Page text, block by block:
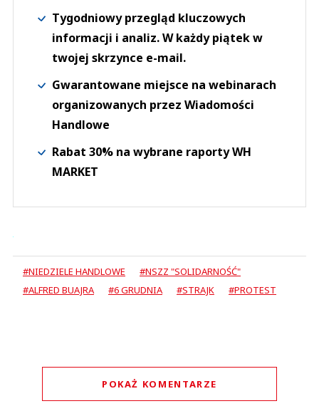
Tygodniowy przegląd kluczowych
informacji i analiz. W każdy piątek w
twojej skrzynce e-mail.
Gwarantowane miejsce na webinarach
organizowanych przez Wiadomości
Handlowe
Rabat 30% na wybrane raporty WH
MARKET
#NIEDZIELE HANDLOWE
#NSZZ "SOLIDARNOŚĆ"
#ALFRED BUAJRA
#6 GRUDNIA #STRAJK #PROTEST
POKAŻ KOMENTARZE